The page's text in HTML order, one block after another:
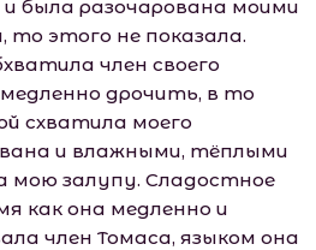
и была разочарована моими
этого не показала.
член своего
дрочить, в то
схватила моего
и влажными, тёплыми
мою залупу. Сладостное
как она медленно и
член Томаса, языком она